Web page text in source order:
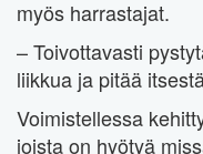
myös harrastajat.
– Toivottavasti
liikkua ja pitää
Voimistellessa
joista on hyötyä